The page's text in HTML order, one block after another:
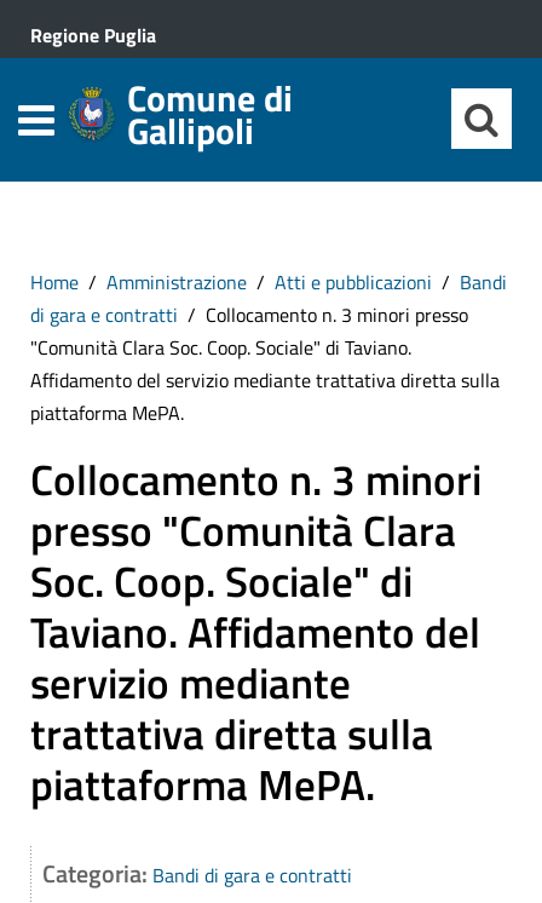
Regione Puglia
Comune di
Gallipoli
Home Amministrazione Atti e pubblicazioni
Bandi
di gara e contratti
Collocamento n. 3 minori presso
"Comunità Clara Soc. Coop. Sociale" di Taviano.
Affidamento del servizio mediante trattativa diretta sulla
piattaforma MePA.
Collocamento n. 3 minori
presso "Comunità Clara
Soc. Coop. Sociale" di
Taviano. Affidamento del
servizio mediante
trattativa diretta sulla
piattaforma MePA.
Categoria: Bandi di gara e contratti